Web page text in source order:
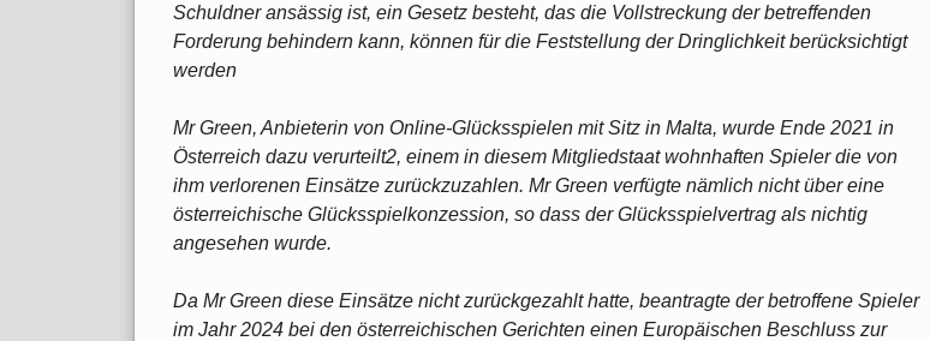
Schuldner ansässig ist, ein Gesetz besteht, das die Vollstreckung der betreffenden
Forderung behindern kann, können für die Feststellung der Dringlichkeit berücksichtigt
werden
Mr Green, Anbieterin von Online-Glücksspielen mit Sitz in Malta, wurde Ende 2021 in
Österreich dazu verurteilt2, einem in diesem Mitgliedstaat wohnhaften Spieler die von
ihm verlorenen Einsätze zurückzuzahlen. Mr Green verfügte nämlich nicht über eine
österreichische Glücksspielkonzession, so dass der Glücksspielvertrag als nichtig
angesehen wurde.
Da Mr Green diese Einsätze nicht zurückgezahlt hatte, beantragte der betroffene Spieler
im Jahr 2024 bei den österreichischen Gerichten einen Europäischen Beschluss zur